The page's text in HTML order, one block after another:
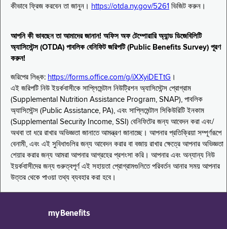
কীভাবে ফ্রিজ করবেন তা জানুন। https://otda.ny.gov/5261 ভিজিট করুন।
আপনি কী ভাবছেন তা আমাদের জানান! অফিস অফ টেম্পোরারি অ্যান্ড ডিজেবিলিটি
অ্যাসিস্টেন্স (OTDA) পাবলিক বেনিফিট জরিপটি (Public Benefits Survey) পূরণ
করুন!
জরিপের লিঙ্ক: https://forms.office.com/g/iXXyiDETtG ।
এই জরিপটি নিউ ইয়র্কবাসীকে সাপ্লিমেন্টাল নিউট্রিশন অ্যাসিস্টেন্স প্রোগ্রাম
(Supplemental Nutrition Assistance Program, SNAP), পাবলিক
অ্যাসিস্টেন্স (Public Assistance, PA), এবং সাপ্লিমেন্টাল সিকিউরিটি ইনকাম
(Supplemental Security Income, SSI) বেনিফিটের জন্য আবেদন করা এবং/
অথবা তা ধরে রাখার অভিজ্ঞতা জানাতে আমন্ত্রণ জানাচ্ছে। আপনার প্রতিক্রিয়া সম্পূর্ণরূপে
বেনামী, এবং এই সুবিধাগুলির জন্য আবেদন করার বা বজায় রাখার ক্ষেত্রে আপনার অভিজ্ঞতা
শেয়ার করার জন্য আমরা আপনার আগ্রহের প্রশংসা করি। আপনার এবং অন্যান্য নিউ
ইয়র্কবাসীদের জন্য গুরুত্বপূর্ণ এই সহায়তা প্রোগ্রামগুলিতে পরিবর্তন আনার সময় আপনার
উত্তর থেকে পাওয়া তথ্য ব্যবহার করা হবে।
myBenefits